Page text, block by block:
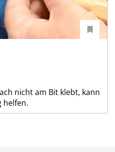
nicht am Bit klebt, kann
helfen.